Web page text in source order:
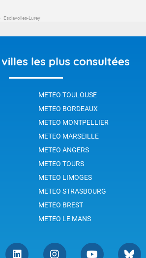
Esclavolles-Lurey
les plus consultées
METEO TOULOUSE
METEO BORDEAUX
METEO MONTPELLIER
METEO MARSEILLE
METEO ANGERS
METEO TOURS
METEO LIMOGES
METEO STRASBOURG
METEO BREST
METEO LE MANS